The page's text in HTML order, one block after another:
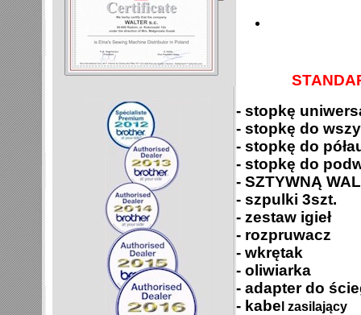
- stopkę
- stopkę do
- stopkę do
- stopkę do
- SZTYWNĄ
- szpulki 3szt.
- zestaw igieł
- rozpruwacz
- wkrętak
- oliwiarka
- adapter do
- kabe l zasilający